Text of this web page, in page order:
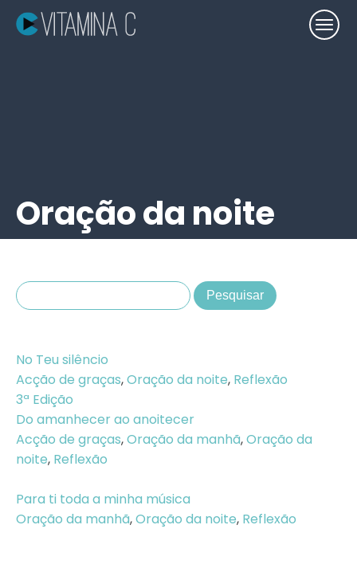
Oração da noite
No Teu silêncio
Acção de graças,Oração da noite, Reflexão
3ª Edição
Do amanhecer ao anoitecer
Acção de graças,Oração da manhã,Oração da
noite, Reflexão
Para ti toda a minha música
Oração da manhã,Oração da noite, Reflexão